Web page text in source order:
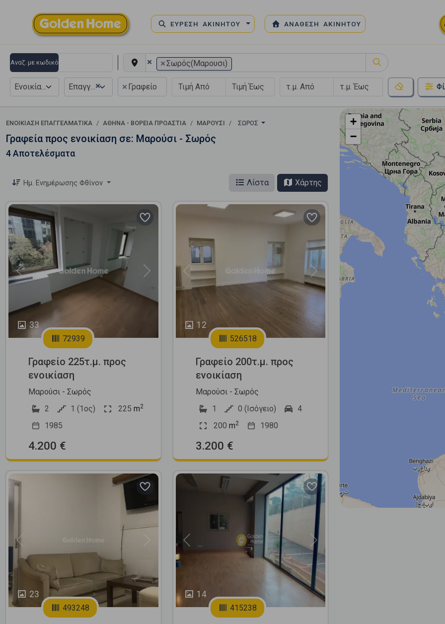
ΕΥΡΕΣΗ ΑΚΙΝΗΤΟΥ ΑΝΑΘΕΣΗ ΑΚΙΝΗΤΟΥ
Αναζ. με κωδικό × ×Σωρός(Μαρουσι)
×
Επαγγελματικό × Γραφείο
ΕΝΟΙΚΊΑΣΗ ΕΠΑΓΓΕΛΜΑΤΙΚΆ ΑΘΉΝΑ - ΒΌΡΕΙΑ ΠΡΟΆΣΤΙΑ ΜΑΡΟΎΣΙ ΣΩΡΌΣ
Γραφεία προς ενοικίαση σε: Μαρούσι - Σωρός
4 Αποτελέσματα
Ημ. Ενημέρωσης Φθίνον Λίστα Χάρτης
33
Previous Next
72939
Γραφείο 225τ.μ. προς
ενοικίαση
Μαρούσι - Σωρός
2
1 (1ος) 225 m2
1985
4.200 €
12
Previous Next
526518
Γραφείο 200τ.μ. προς
ενοικίαση
Μαρούσι - Σωρός
1
0 (Ισόγειο)
4
200 m2 1980
3.200 €
23
Previous
493248
14
Previous Next
415238
+
−